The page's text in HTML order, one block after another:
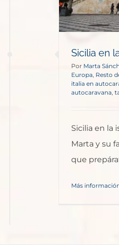
Sicilia en
Por Marta
Europa, Resto
italia en
autocaravana,
Sicilia en la
Marta y su
que
Más